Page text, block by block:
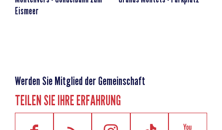
Eismeer
Werden Sie Mitglied der Gemeinschaft
TEILEN SIE IHRE ERFAHRUNG